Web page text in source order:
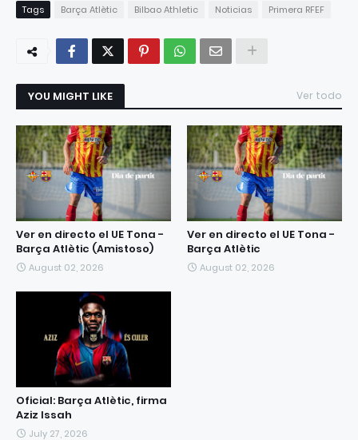
Tags Barça Atlètic Bilbao Athletic Noticias Primera RFEF
YOU MIGHT LIKE Ver todo
Ver en directo el UE Tona -
Barça Atlètic (Amistoso)
August 02, 2026
Ver en directo el UE Tona -
Barça Atlètic
August 02, 2026
Oficial: Barça Atlètic, firma
Aziz Issah
July 27, 2026